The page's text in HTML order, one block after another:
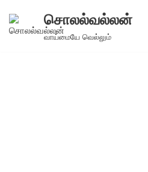
Skip
சொலல்வல்லன்
வாய்மையே வெல்லும்